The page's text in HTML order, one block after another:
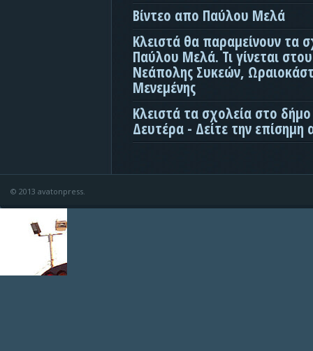
Βίντεο απο Παύλου Μελά
Κλειστά θα παραμείνουν τα
Παύλου Μελά. Τι γίνεται
Νεάπολης Συκεών,
Μενεμένης
Κλειστά τα σχολεία στο
Δευτέρα - Δείτε την επίσημη
© 2013 avatonpress.